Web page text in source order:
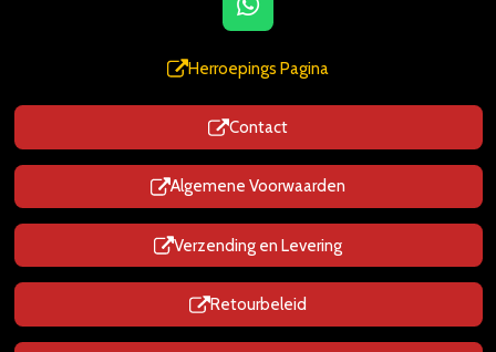
W
h
a
s
A
p
p
Herroepings Pagina
Contact
Algemene Voorwaarden
Verzending en Levering
Retourbeleid